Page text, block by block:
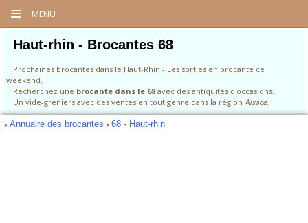
MENU
Haut-rhin - Brocantes 68
Prochaines brocantes dans le Haut-Rhin - Les sorties en brocante ce
weekend.
Recherchez une brocante dans le 68 avec des antiquités d'occasions.
Un vide-greniers avec des ventes en tout genre dans la région Alsace.
Annuaire des brocantes 68 - Haut-rhin